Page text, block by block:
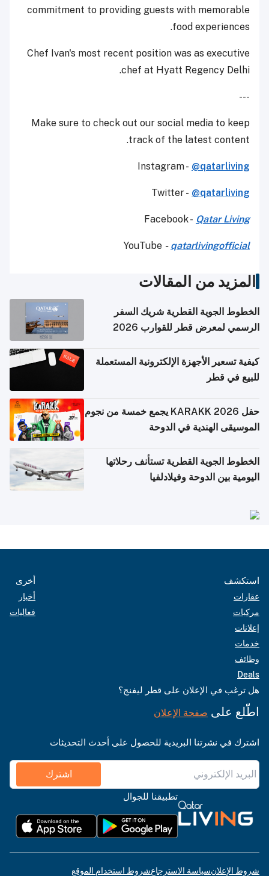
commitment to providing guests with memorable
food experiences.
Chef Ivan's most recent position was as executive
chef at Hyatt Regency Delhi.
---
Make sure to check out our social media to keep
track of the latest content.
Instagram - @qatarliving
Twitter - @qatarliving
Facebook - Qatar Living
YouTube - qatarlivingofficial
المزيد من المقالات
الخطوط الجوية القطرية شريك السفر
الرسمي لمعرض قطر للقوارب 2026
كيفية تسعير الأجهزة الإلكترونية المستعملة
للبيع في قطر
حفل KARAKK 2026 يجمع خمسة من نجوم
الموسيقى الهندية في الدوحة
الخطوط الجوية القطرية تستأنف رحلاتها
اليومية بين الدوحة وفيلادلفيا
استكشف
عقارات
مركبات
إعلانات
خدمات
وظائف
Deals
أخرى
أخبار
فعاليات
هل ترغب في الإعلان على قطر ليفنج؟
اطّلع على صفحة الإعلان
اشترك في نشرتنا البريدية للحصول على أحدث التحديثات
اشترك
تطبيقنا للجوال
شروط الإعلانسياسة الاسترجاعشروط استخدام الموقع